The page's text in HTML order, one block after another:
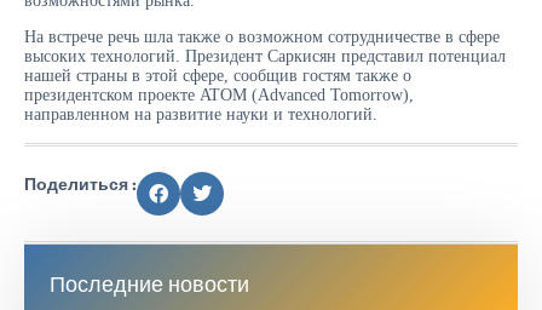
На встрече речь шла также о возможном сотрудничестве в сфере
высоких технологий. Президент Саркисян представил потенциал
нашей страны в этой сфере, сообщив гостям также о
президентском проекте ATOM (Advanced Tomorrow),
направленном на развитие науки и технологий.
Поделиться :
Последние новости